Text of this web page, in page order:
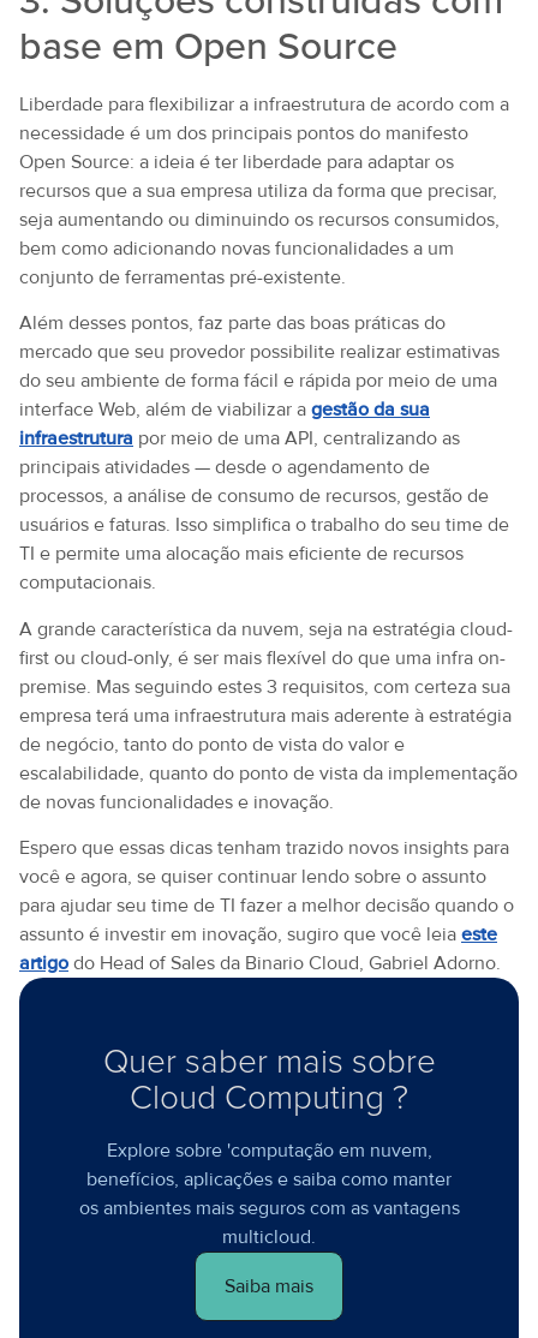
base em Open Source
Liberdade para flexibilizar a infraestrutura de acordo com a
necessidade é um dos principais pontos do manifesto
Open Source: a ideia é ter liberdade para adaptar os
recursos que a sua empresa utiliza da forma que precisar,
seja aumentando ou diminuindo os recursos consumidos,
bem como adicionando novas funcionalidades a um
conjunto de ferramentas pré-existente.
Além desses pontos, faz parte das boas práticas do
mercado que seu provedor possibilite realizar estimativas
do seu ambiente de forma fácil e rápida por meio de uma
interface Web, além de viabilizar a gestão da sua
infraestrutura por meio de uma API, centralizando as
principais atividades — desde o agendamento de
processos, a análise de consumo de recursos, gestão de
usuários e faturas. Isso simplifica o trabalho do seu time de
TI e permite uma alocação mais eficiente de recursos
computacionais.
A grande característica da nuvem, seja na estratégia cloud-
first ou cloud-only, é ser mais flexível do que uma infra on-
premise. Mas seguindo estes 3 requisitos, com certeza sua
empresa terá uma infraestrutura mais aderente à estratégia
de negócio, tanto do ponto de vista do valor e
escalabilidade, quanto do ponto de vista da implementação
de novas funcionalidades e inovação.
Espero que essas dicas tenham trazido novos insights para
você e agora, se quiser continuar lendo sobre o assunto
para ajudar seu time de TI fazer a melhor decisão quando o
assunto é investir em inovação, sugiro que você leia este
artigo do Head of Sales da Binario Cloud, Gabriel Adorno.
Quer saber mais sobre
Cloud Computing ?
Explore sobre 'computação em nuvem,
benefícios, aplicações e saiba como manter
os ambientes mais seguros com as vantagens
multicloud.
Saiba mais